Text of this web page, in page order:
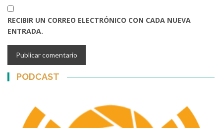
RECIBIR UN CORREO ELECTRÓNICO CON CADA NUEVA
ENTRADA.
PODCAST